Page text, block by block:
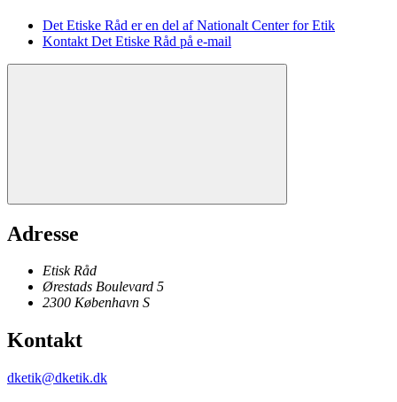
Det Etiske Råd er en del af Nationalt Center for Etik
Kontakt Det Etiske Råd på e-mail
Adresse
Etisk Råd
Ørestads Boulevard 5
2300 København S
Kontakt
dketik@dketik.dk